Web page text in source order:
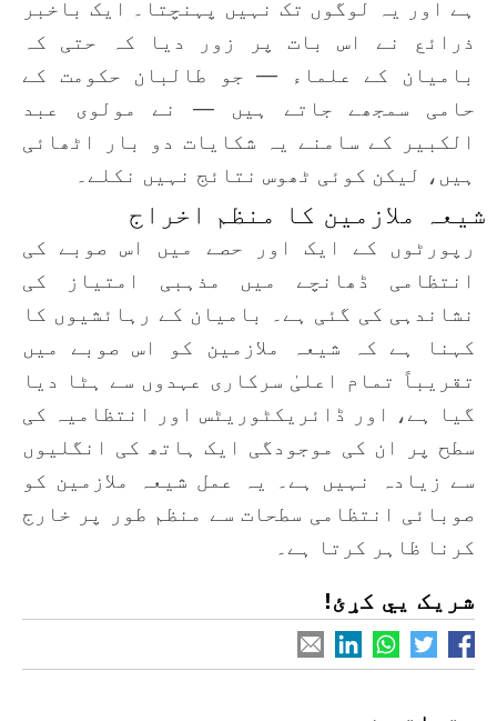
ہے اور یہ لوگوں تک نہیں پہنچتا۔ ایک باخبر
ذرائع نے اس بات پر زور دیا کہ حتی کہ
بامیان کے علماء — جو طالبان حکومت کے
حامی سمجھے جاتے ہیں — نے مولوی عبد
الکبیر کے سامنے یہ شکایات دو بار اٹھائی
ہیں، لیکن کوئی ٹھوس نتائج نہیں نکلے۔
شیعہ ملازمین کا منظم اخراج
رپورٹوں کے ایک اور حصے میں اس صوبے کی
انتظامی ڈھانچے میں مذہبی امتیاز کی
نشاندہی کی گئی ہے۔ بامیان کے رہائشیوں کا
کہنا ہے کہ شیعہ ملازمین کو اس صوبے میں
تقریباً تمام اعلیٰ سرکاری عہدوں سے ہٹا دیا
گیا ہے، اور ڈائریکٹوریٹس اور انتظامیہ کی
سطح پر ان کی موجودگی ایک ہاتھ کی انگلیوں
سے زیادہ نہیں ہے۔ یہ عمل شیعہ ملازمین کو
صوبائی انتظامی سطحات سے منظم طور پر خارج
کرنا ظاہر کرتا ہے۔
شریک یي کړئ!